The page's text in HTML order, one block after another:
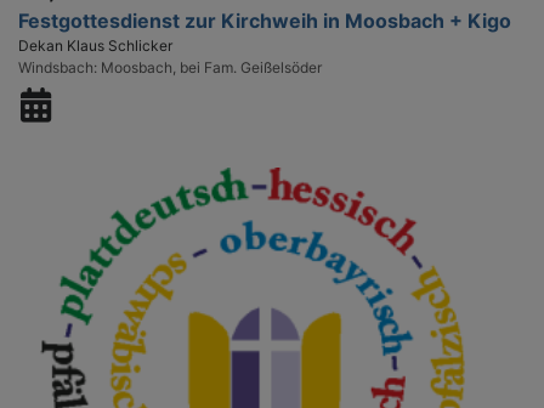
Festgottesdienst zur Kirchweih in Moosbach + Kigo
Dekan Klaus Schlicker
Windsbach Moosbach, bei Fam. Geißelsöder